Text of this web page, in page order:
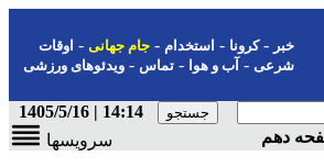
-کرونا-استخدام- جام جهانی-اوقات
شرعی-آب و هوا-تماس-ویدئوهای ورزشی
14:14 | 1405/5/16
دهم
سرویسها